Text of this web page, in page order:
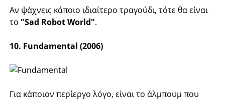
Αν ψάχνεις κάποιο ιδιαίτερο τραγούδι, τότε θα είναι
το "Sad Robot World".
10. Fundamental (2006)
Για κάποιον περίεργο λόγο, είναι το άλμπουμ που